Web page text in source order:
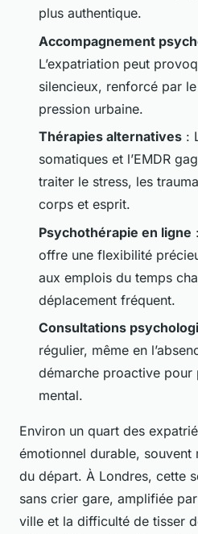
plus authentique.
Accompagnement
L’expatriation peut
silencieux, renforcé par
pression urbaine.
Thérapies alternatives :
somatiques et l’EMDR
traiter le stress, les
corps et esprit.
Psychothérapie en ligne
offre une flexibilité
aux emplois du temps
déplacement fréquent.
Consultations
régulier, même en
démarche proactive pour
mental.
Environ un quart des
émotionnel durable, souvent
du départ. À Londres, cette
sans crier gare, amplifiée
ville et la difficulté de tisser